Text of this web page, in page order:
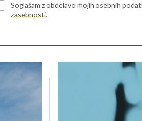
Soglašam z obdelavo mojih osebnih
zasebnosti.